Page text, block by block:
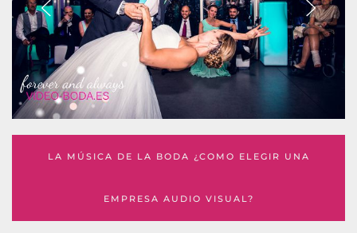
LA MÚSICA DE LA BODA ¿COMO ELEGIR UNA
EMPRESA AUDIO VISUAL?